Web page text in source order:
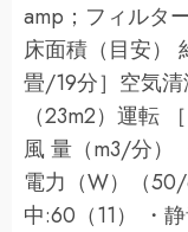
amp；フィルタ
床面積（目安）
畳/19分］空気
（23m2）運転
風 量（m3/分）
電力（W）（
中:60（11） ・